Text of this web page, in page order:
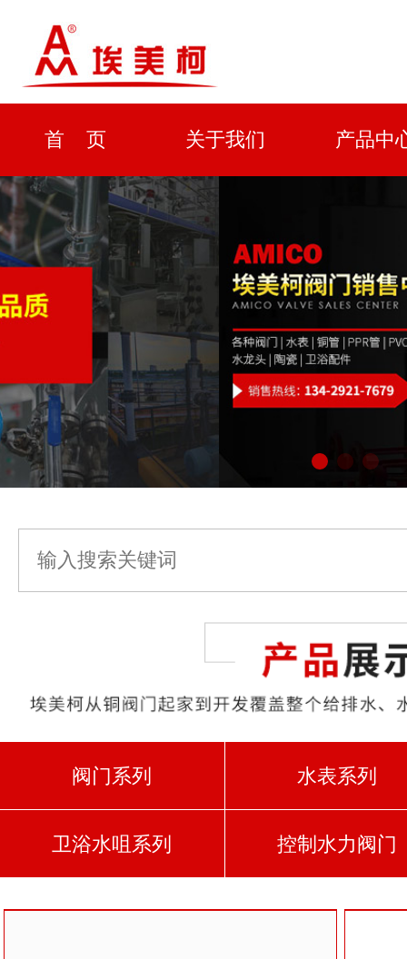
首 页 关于我们 产品中
资质证书 新闻中心
企业形象
阀门系列 水表系列
卫浴水咀系列 控制水力阀门